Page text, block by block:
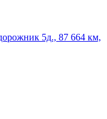
5д., 87 664 км,